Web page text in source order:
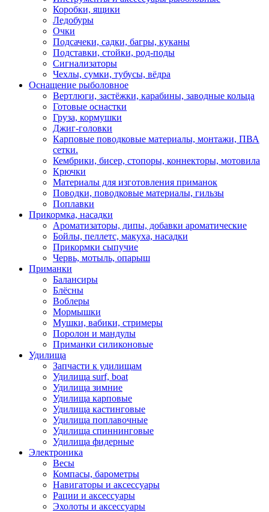
Коробки, ящики
Ледобуры
Очки
Подсачеки, садки, багры, куканы
Подставки, стойки, род-поды
Сигнализаторы
Чехлы, сумки, тубусы, вёдра
Оснащение рыболовное
Вертлюги, застёжки, карабины, заводные кольца
Готовые оснастки
Груза, кормушки
Джиг-головки
Карповые поводковые материалы, монтажи, ПВА
сетки.
Кембрики, бисер, стопоры, коннекторы, мотовила
Крючки
Материалы для изготовления приманок
Поводки, поводковые материалы, гильзы
Поплавки
Прикормка, насадки
Ароматизаторы, дипы, добавки ароматические
Бойлы, пеллетс, макуха, насадки
Прикормки сыпучие
Червь, мотыль, опарыш
Приманки
Балансиры
Блёсны
Воблеры
Мормышки
Мушки, вабики, стримеры
Поролон и мандулы
Приманки силиконовые
Удилища
Запчасти к удилищам
Удилища surf, boat
Удилища зимние
Удилища карповые
Удилища кастинговые
Удилища поплавочные
Удилища спиннинговые
Удилища фидерные
Электроника
Весы
Компасы, барометры
Навигаторы и аксессуары
Рации и аксессуары
Эхолоты и аксессуары